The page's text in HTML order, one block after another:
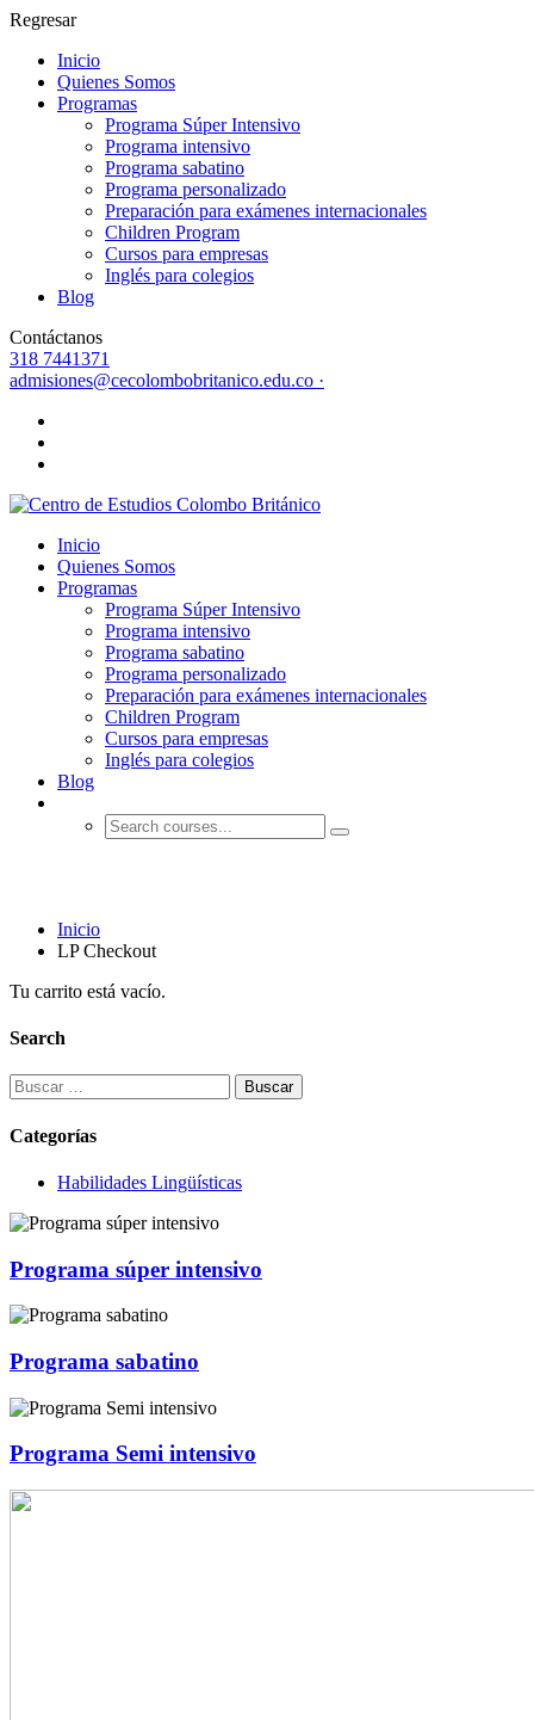
Regresar
Inicio
Quienes Somos
Programas
Programa Súper Intensivo
Programa intensivo
Programa sabatino
Programa personalizado
Preparación para exámenes internacionales
Children Program
Cursos para empresas
Inglés para colegios
Blog
Contáctanos
318 7441371
admisiones@cecolombobritanico.edu.co ·
Inicio
Quienes Somos
Programas
Programa Súper Intensivo
Programa intensivo
Programa sabatino
Programa personalizado
Preparación para exámenes internacionales
Children Program
Cursos para empresas
Inglés para colegios
Blog
Inicio
LP Checkout
Tu carrito está vacío.
Search
Buscar:
Categorías
Habilidades Lingüísticas
Programa súper intensivo
Programa sabatino
Programa Semi intensivo